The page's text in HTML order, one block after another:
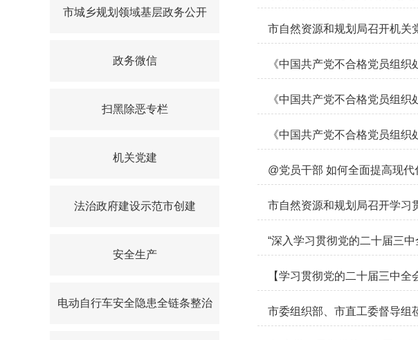
市城乡规划领域基层政务公开
政务微信
扫黑除恶专栏
机关党建
法治政府建设示范市创建
安全生产
电动自行车安全隐患全链条整治
市自然资源和规划局召开机关
《中国共产党不合格党员组
《中国共产党不合格党员组
《中国共产党不合格党员组
@党员干部 如何全面提高现代
市自然资源和规划局召开学习
“深入学习贯彻党的二十届三
【学习贯彻党的二十届三中
市委组织部、市直工委督导组